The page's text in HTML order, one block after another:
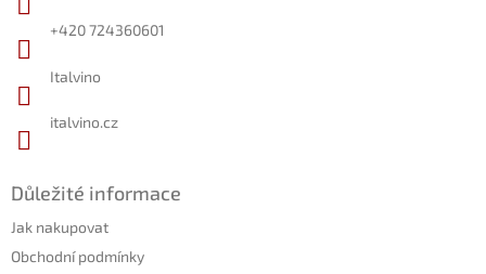
+420 724360601
Italvino
italvino.cz
Důležité informace
Jak nakupovat
Obchodní podmínky